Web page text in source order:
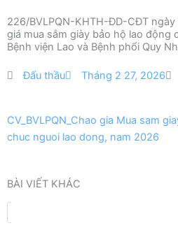
226/BVLPQN-KHTH-ĐD-CĐT
giá mua sắm giày bảo hộ lao động
Bệnh viện Lao và Bệnh phổi Quy
Đấu thầu Tháng 2 27, 2026
CV_BVLPQN_Chao gia Mua sam
chuc nguoi lao dong, nam 2026
BÀI VIẾT KHÁC